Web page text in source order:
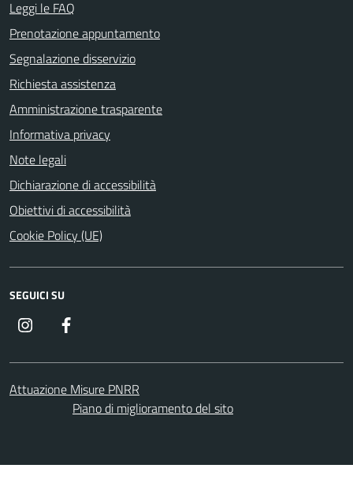
Leggi le FAQ
Prenotazione appuntamento
Segnalazione disservizio
Richiesta assistenza
Amministrazione trasparente
Informativa privacy
Note legali
Dichiarazione di accessibilità
Obiettivi di accessibilità
Cookie Policy (UE)
SEGUICI SU
Instagram
Attuazione Misure PNRR
Piano di miglioramento del sito